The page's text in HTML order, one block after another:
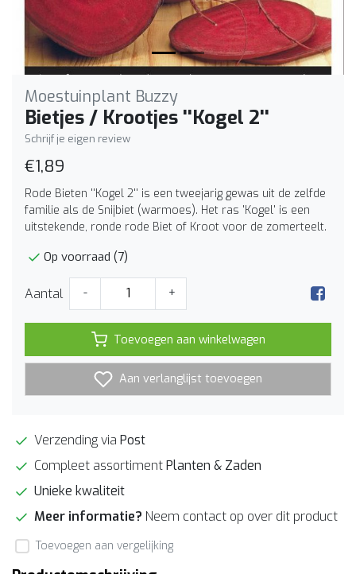
Moestuinplant Buzzy
Bietjes / Krootjes ''Kogel 2''
Schrijf je eigen review
€1,89
Rode Bieten ''Kogel 2'' is een tweejarig gewas uit de zelfde
familie als de Snijbiet (warmoes). Het ras 'Kogel' is een
uitstekende, ronde rode Biet of Kroot voor de zomerteelt.
Op voorraad (7)
Aantal - +
Toevoegen aan winkelwagen
Aan verlanglijst toevoegen
Verzending via Post
Compleet assortimentPlanten & Zaden
Unieke kwaliteit
Meer informatie? Neem contact op over dit product
Toevoegen aan vergelijking